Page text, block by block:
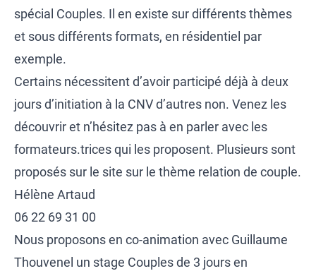
spécial Couples. Il en existe sur différents thèmes
et sous différents formats, en résidentiel par
exemple.
Certains nécessitent d’avoir participé déjà à deux
jours d’initiation à la CNV d’autres non. Venez les
découvrir et n’hésitez pas à en parler avec les
formateurs.trices qui les proposent. Plusieurs sont
proposés sur le site sur le thème relation de couple.
Hélène Artaud
06 22 69 31 00
Nous proposons en co-animation avec Guillaume
Thouvenel un stage Couples de 3 joursen